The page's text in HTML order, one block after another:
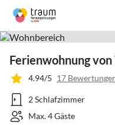
Ferienwohnung
4.94/5 17
2 Schlafzimmer
Max. 4 Gäste